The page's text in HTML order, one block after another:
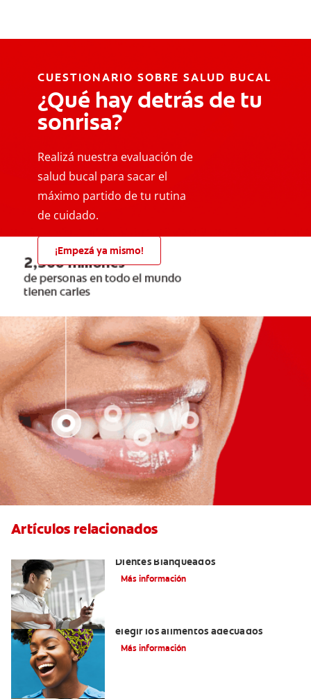
CUESTIONARIO SOBRE SALUD BUCAL
¿Qué hay detrás de tu
sonrisa?
Realizá nuestra evaluación de
salud bucal para sacar el
máximo partido de tu rutina
de cuidado.
¡Empezá ya mismo!
Artículos relacionados
Dientes Blanqueados
Más información
elegir los alimentos adecuados
Más información